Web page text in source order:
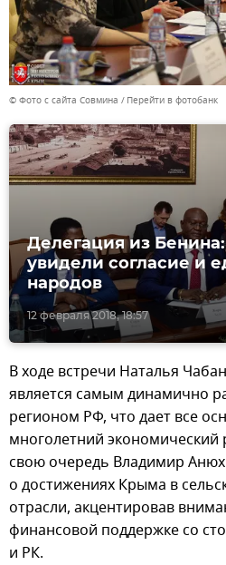
© Фото с сайта Совмина Перейти в фотобанк
12 февраля 2018, 18:57
Делегация из
увидели согласие и
народов
В ходе встречи Наталья
является самым динамично
регионом РФ, что дает все
многолетний экономический
свою очередь Владимир
о достижениях Крыма в
отрасли, акцентировав
финансовой поддержке со
и РК.